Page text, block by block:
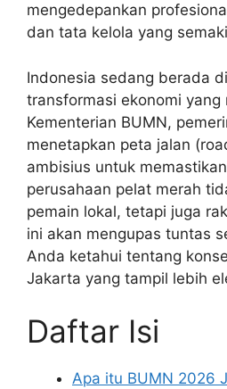
mengedepankan
dan tata kelola yang
Indonesia sedang berada
transformasi ekonomi yang
Kementerian BUMN,
menetapkan peta jalan
ambisius untuk
perusahaan pelat merah
pemain lokal, tetapi juga
ini akan mengupas tuntas
Anda ketahui tentang
Jakarta yang tampil lebih
Daftar Isi
Apa itu BUMN 2026